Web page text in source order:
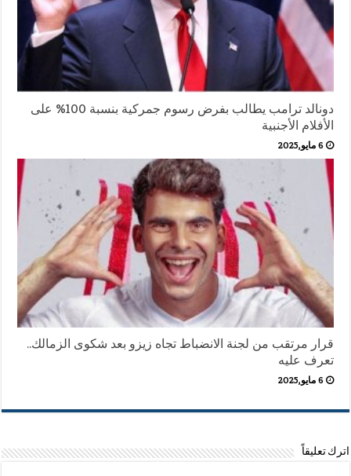
دونالد ترامب يطالب بفرض رسوم جمركية بنسبة 100% على
الأفلام الأجنبية
6 مايو,2025
قرار مرتقب من لجنة الانضباط تجاه زيزو بعد شكوى الزمالك..
تعرف عليه
6 مايو,2025
اترك تعليقاً